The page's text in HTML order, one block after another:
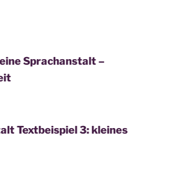
Sprachanstalt –
Textbeispiel 3: kleines